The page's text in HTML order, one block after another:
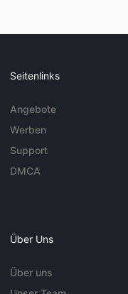
Seitenlinks
Angebote
Werben
Support
DMCA
Über Uns
Über uns